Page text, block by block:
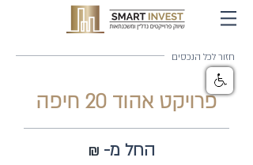
חזור לכל הנכסים
פרויקט אהוד 20 חיפה
₪ החל מ-